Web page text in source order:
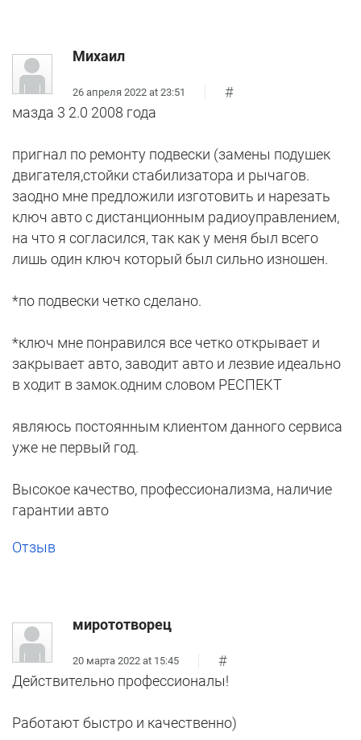
Михаил
26 апреля 2022 at 23:51
#
мазда 3 2.0 2008 года
пригнал по ремонту подвески (замены подушек
двигателя,стойки стабилизатора и рычагов.
заодно мне предложили изготовить и нарезать
ключ авто с дистанционным радиоуправлением,
на что я согласился, так как у меня был всего
лишь один ключ который был сильно изношен.
*по подвески четко сделано.
*ключ мне понравился все четко открывает и
закрывает авто, заводит авто и лезвие идеально
в ходит в замок.одним словом РЕСПЕКТ
являюсь постоянным клиентом данного сервиса
уже не первый год.
Высокое качество, профессионализма, наличие
гарантии авто
Отзыв
мирототворец
20 марта 2022 at 15:45
#
Действительно профессионалы!
Работают быстро и качественно)